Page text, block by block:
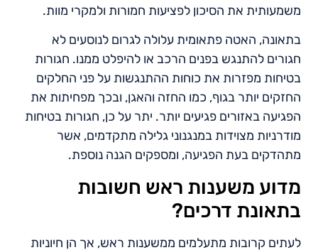
משמעותית את הסיכון לפציעות חמורות ולמקרי מוות.
בתאונה, האטה פתאומית עלולה לגרום לנוסעים לא
חגורים להתנגש בפנים הרכב או להיפלט ממנו. חגורות
בטיחות מפזרות את כוחות ההתנגשות על פני החלקים
החזקים יותר בגוף, כמו החזה והאגן, ובכך מפחיתות את
הפגיעה באזורים פגיעים יותר. יתר על כן, חגורות בטיחות
מודרניות מצוידות במנגנוני גלילה מתקדמים, אשר
מתהדקים בעת הפגיעה, ומספקים הגנה נוספת.
מדוע משענות ראש חשובות
בתאונת דרכים?
לעתים קרובות מתעלמים ממשענות ראש, אך הן חיוניות